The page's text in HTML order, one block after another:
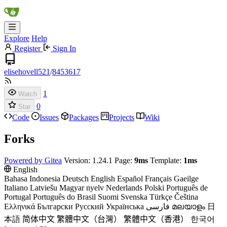
Explore Help
Register
Sign In
elisehovell521/8453617
Watch 1
Star
0
Code
Issues Packages Projects Wiki
Forks
Powered by Gitea Version: 1.24.1 Page: 9ms Template: 1ms
English
Bahasa Indonesia Deutsch English Español Français Gaeilge
Italiano Latviešu Magyar nyelv Nederlands Polski Português de
Portugal Português do Brasil Suomi Svenska Türkçe Čeština
Ελληνικά Български Русский Українська فارسی മലയാളം 日
本語 简体中文 繁體中文（台灣） 繁體中文（香港）
한국어